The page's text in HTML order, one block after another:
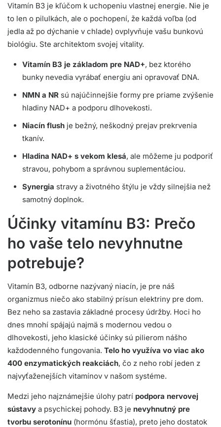
Vitamín B3 je kľúčom k uchopeniu vlastnej energie. Nie je
to len o pilulkách, ale o pochopení, že každá voľba (od
jedla až po dýchanie v chlade) ovplyvňuje vašu bunkovú
biológiu. Ste architektom svojej vitality.
Vitamín B3 je základom pre NAD+, bez ktorého
bunky nevedia vyrábať energiu ani opravovať DNA.
NMN a NR sú najúčinnejšie formy pre priame zvýšenie
hladiny NAD+ a podporu dlhovekosti.
Niacín flush je bežný, neškodný prejav prekrvenia
tkanív.
Hladina NAD+ s vekom klesá, ale môžeme ju podporiť
stravou, pohybom a správnou suplementáciou.
Synergia stravy a životného štýlu je vždy silnejšia než
samotný doplnok.
Účinky vitamínu B3: Prečo
ho vaše telo nevyhnutne
potrebuje?
Vitamín B3, odborne nazývaný niacín, je pre náš
organizmus niečo ako stabilný prísun elektriny pre dom.
Bez neho sa zastavia základné procesy údržby. Hoci ho
dnes mnohí spájajú najmä s modernou vedou o
dlhovekosti, jeho klasické účinky sú pilierom nášho
každodenného fungovania. Telo ho využíva vo viac ako
400 enzymatických reakciách, čo z neho robí jeden z
najvyťaženejších vitamínov v našom systéme.
Medzi jeho najznámejšie úlohy patrí podpora nervovej
sústavy a psychickej pohody. B3 je nevyhnutný pre
tvorbu serotonínu (hormónu šťastia), preto jeho dostatok